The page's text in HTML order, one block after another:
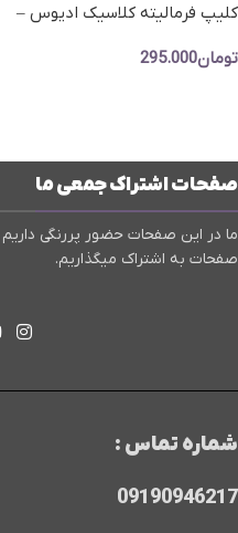
کلیپ فرمالیته کلاسیک ادیوس –
تومان295.000
صفحات اشتراک جمعی ما
ما در این صفحات حضور پررنگی
صفحات به اشتراک میگذاریم.
شماره تماس :
09190946217